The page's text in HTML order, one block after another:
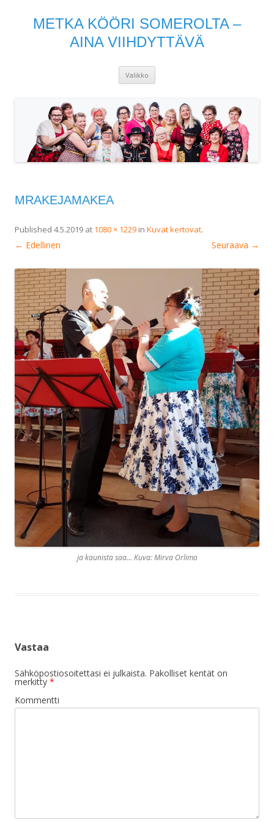
METKA KÖÖRI SOMEROLTA –
AINA VIIHDYTTÄVÄ
Valikko
MRAKEJAMAKEA
Published 4.5.2019 at 1080 × 1229 in Kuvat kertovat.
← Edellinen Seuraava →
ja kaunista saa… Kuva: Mirva Orlimo
Vastaa
Sähköpostiosoitettasi ei julkaista. Pakolliset kentät on
merkitty *
Kommentti